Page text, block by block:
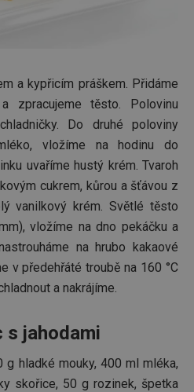
a kypřicím práškem. Přidáme
zpracujeme těsto. Polovinu
Do druhé poloviny
vložíme na hodinu do
uvaříme hustý krém. Tvaroh
cukrem, kůrou a šťávou z
vanilkový krém. Světlé těsto
vložíme na dno pekáčku a
na hrubo kakaové
v předehřáté troubě na 160 °C
a nakrájíme.
s jahodami
g hladké mouky, 400 ml mléka,
skořice, 50 g rozinek, špetka